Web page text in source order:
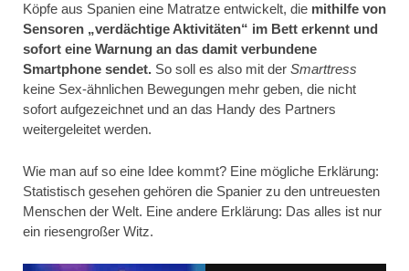
Köpfe aus Spanien eine Matratze entwickelt, die mithilfe von
Sensoren „verdächtige Aktivitäten“ im Bett erkennt und
sofort eine Warnung an das damit verbundene
Smartphone sendet. So soll es also mit der Smarttress
keine Sex-ähnlichen Bewegungen mehr geben, die nicht
sofort aufgezeichnet und an das Handy des Partners
weitergeleitet werden.
Wie man auf so eine Idee kommt? Eine mögliche Erklärung:
Statistisch gesehen gehören die Spanier zu den untreuesten
Menschen der Welt. Eine andere Erklärung: Das alles ist nur
ein riesengroßer Witz.